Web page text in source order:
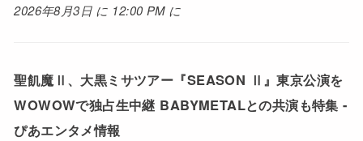
2026年8月3日 に 12:00 PM に
聖飢魔Ⅱ、大黒ミサツアー『SEASON Ⅱ』東京公演を
WOWOWで独占生中継 BABYMETALとの共演も特集 -
ぴあエンタメ情報